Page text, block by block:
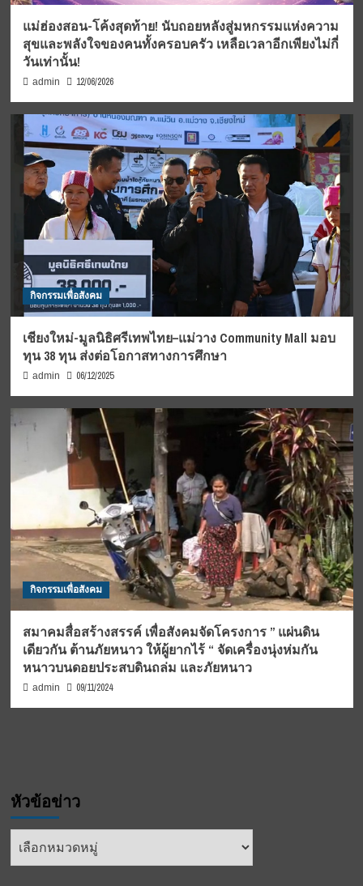
แม่ฮ่องสอน-โค้งสุดท้าย! นับถอยหลังสู่มหกรรมแห่งความ
สุขและพลังใจของคนทั้งครอบครัว เหลือเวลาอีกเพียงไม่กี่
วันเท่านั้น!
admin 12/06/2026
กิจกรรมเพื่อสังคม
เชียงใหม่-มูลนิธิศรีเทพไทย–แม่วาง Community Mall มอบ
ทุน 38 ทุน ส่งต่อโอกาสทางการศึกษา
admin 06/12/2025
กิจกรรมเพื่อสังคม
สมาคมสื่อสร้างสรรค์ เพื่อสังคมจัดโครงการ ” แผ่นดิน
เดียวกัน ต้านภัยหนาว ให้ผู้ยากไร้ “ จัดเครื่องนุ่งห่มกัน
หนาวบนดอยประสบดินถล่ม และภัยหนาว
admin 09/11/2024
หัวข้อข่าว
หัวข้อ